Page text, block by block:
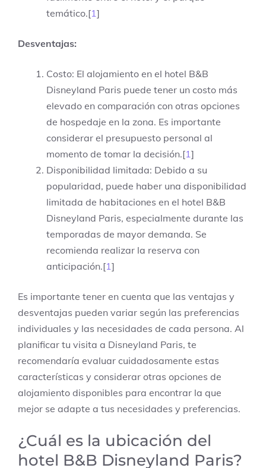
temático.[1 ]
Desventajas:
Costo: El alojamiento en el hotel B&B
Disneyland Paris puede tener un costo más
elevado en comparación con otras opciones
de hospedaje en la zona. Es importante
considerar el presupuesto personal al
momento de tomar la decisión.[1 ]
Disponibilidad limitada: Debido a su
popularidad, puede haber una disponibilidad
limitada de habitaciones en el hotel B&B
Disneyland Paris, especialmente durante las
temporadas de mayor demanda. Se
recomienda realizar la reserva con
anticipación.[1 ]
Es importante tener en cuenta que las ventajas y
desventajas pueden variar según las preferencias
individuales y las necesidades de cada persona. Al
planificar tu visita a Disneyland Paris, te
recomendaría evaluar cuidadosamente estas
características y considerar otras opciones de
alojamiento disponibles para encontrar la que
mejor se adapte a tus necesidades y preferencias.
¿Cuál es la ubicación del
hotel B&B Disneyland Paris?